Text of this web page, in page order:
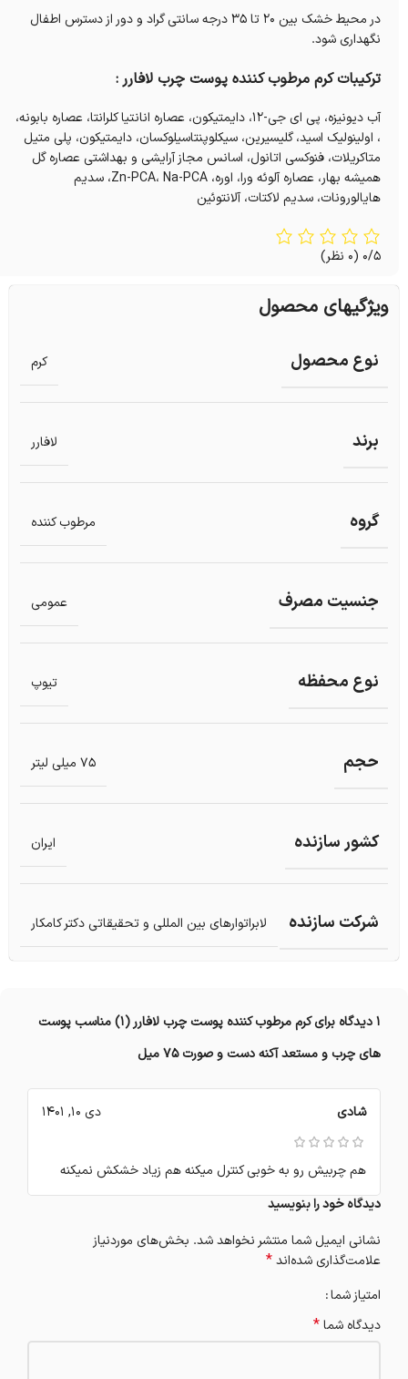
در محیط خشک بین 20 تا 35 درجه سانتی گراد و دور از دسترس اطفال
نگهداری شود.
ترکیبات کرم مرطوب کننده پوست چرب لافارر :
آب دیونیزه، پی ای جی-12، دایمتیکون، عصاره انانتیا کلرانتا، عصاره بابونه،
، اولینولیک اسید، گلیسیرین، سیکلوپنتاسیلوکسان، دایمتیکون، پلی متیل
متاکریلات، فنوکسی اتانول، اسانس مجاز آرایشی و بهداشتی عصاره گل
همیشه بهار، عصاره آلوئه ورا، اوره، Zn-PCA، Na-PCA، سدیم
هایالورونات، سدیم لاکتات، آلانتوئین
0/5 (0 نظر)
ویژگیهای محصول
نوع محصول کرم
برند لافارر
گروه مرطوب کننده
جنسیت مصرف عمومی
نوع محفظه تیوپ
حجم 75 میلی لیتر
کشور سازنده ایران
شرکت سازنده لابراتوارهای بین المللی و تحقیقاتی دکتر کامکار
1 دیدگاه برای
کرم مرطوب کننده پوست چرب لافارر (1) مناسب پوست
های چرب و مستعد آکنه دست و صورت 75 میل
شادی دی 10, 1401
هم چربیش رو به خوبی کنترل میکنه هم زیاد خشکش نمیکنه
دیدگاه خود را بنویسید
نشانی ایمیل شما منتشر نخواهد شد. بخش‌های موردنیاز
علامت‌گذاری شده‌اند*
امتیاز شما
دیدگاه شما*